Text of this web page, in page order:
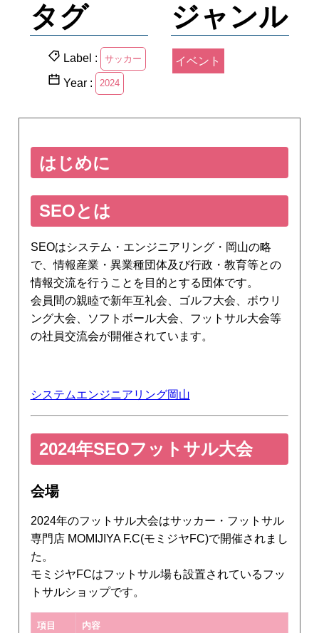
タグ
Label : サッカー
Year : 2024
ジャンル
イベント
はじめに
SEOとは
SEOはシステム・エンジニアリング・岡山の略
で、情報産業・異業種団体及び行政・教育等との
情報交流を行うことを目的とする団体です。
会員間の親睦で新年互礼会、ゴルフ大会、ボウリ
ング大会、ソフトボール大会、フットサル大会等
の社員交流会が開催されています。
システムエンジニアリング岡山
2024年SEOフットサル大会
会場
2024年のフットサル大会はサッカー・フットサル
専門店 MOMIJIYA F.C(モミジヤFC)で開催されまし
た。
モミジヤFCはフットサル場も設置されているフッ
トサルショップです。
項目 内容